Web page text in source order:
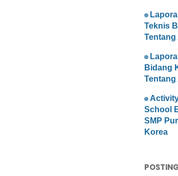
Teknis
Tentang
Bidang
Tentang
School
SMP
Korea